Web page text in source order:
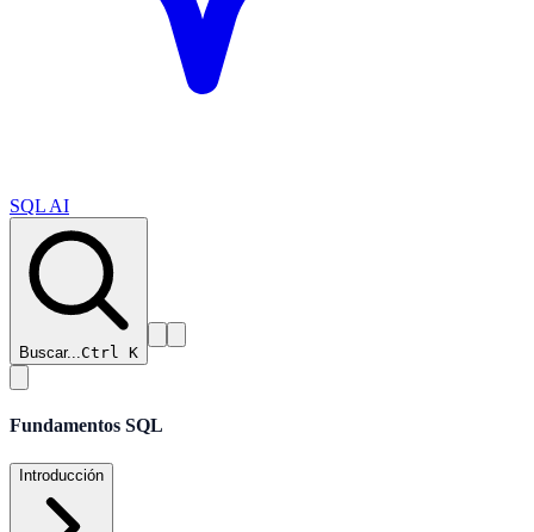
SQL AI
Buscar...Ctrl K
Fundamentos SQL
Introducción